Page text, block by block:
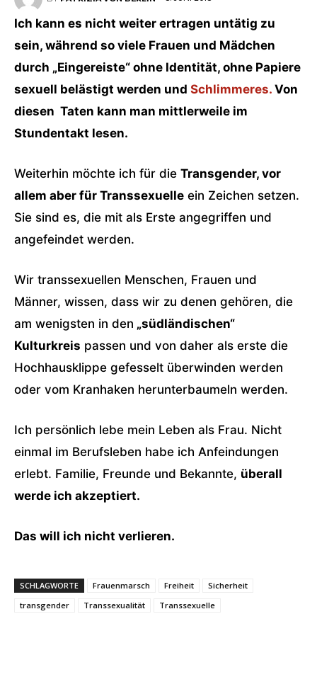
Ich kann es nicht weiter ertragen untätig zu
sein, während so viele Frauen und Mädchen
durch „Eingereiste“ ohne Identität, ohne Papiere
sexuell belästigt werden und Schlimmeres. Von
diesen Taten kann man mittlerweile im
Stundentakt lesen.
Weiterhin möchte ich für die Transgender, vor
allem aber für Transsexuelle ein Zeichen setzen.
Sie sind es, die mit als Erste angegriffen und
angefeindet werden.
Wir transsexuellen Menschen, Frauen und
Männer, wissen, dass wir zu denen gehören, die
am wenigsten in den „südländischen“
Kulturkreis passen und von daher als erste die
Hochhausklippe gefesselt überwinden werden
oder vom Kranhaken herunterbaumeln werden.
Ich persönlich lebe mein Leben als Frau. Nicht
einmal im Berufsleben habe ich Anfeindungen
erlebt. Familie, Freunde und Bekannte, überall
werde ich akzeptiert.
Das will ich nicht verlieren.
SCHLAGWORTE Frauenmarsch Freiheit
Sicherheit
transgender
Transsexualität Transsexuelle